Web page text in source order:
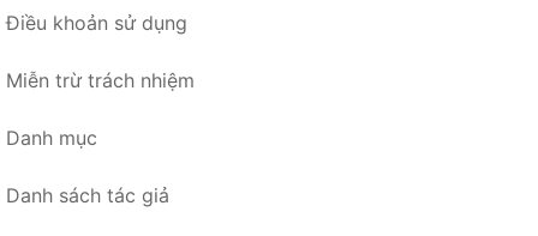
Điều khoản sử dụng
Miễn trừ trách nhiệm
Danh mục
Danh sách tác giả